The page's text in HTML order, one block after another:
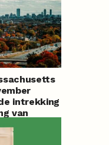
intrekking
van